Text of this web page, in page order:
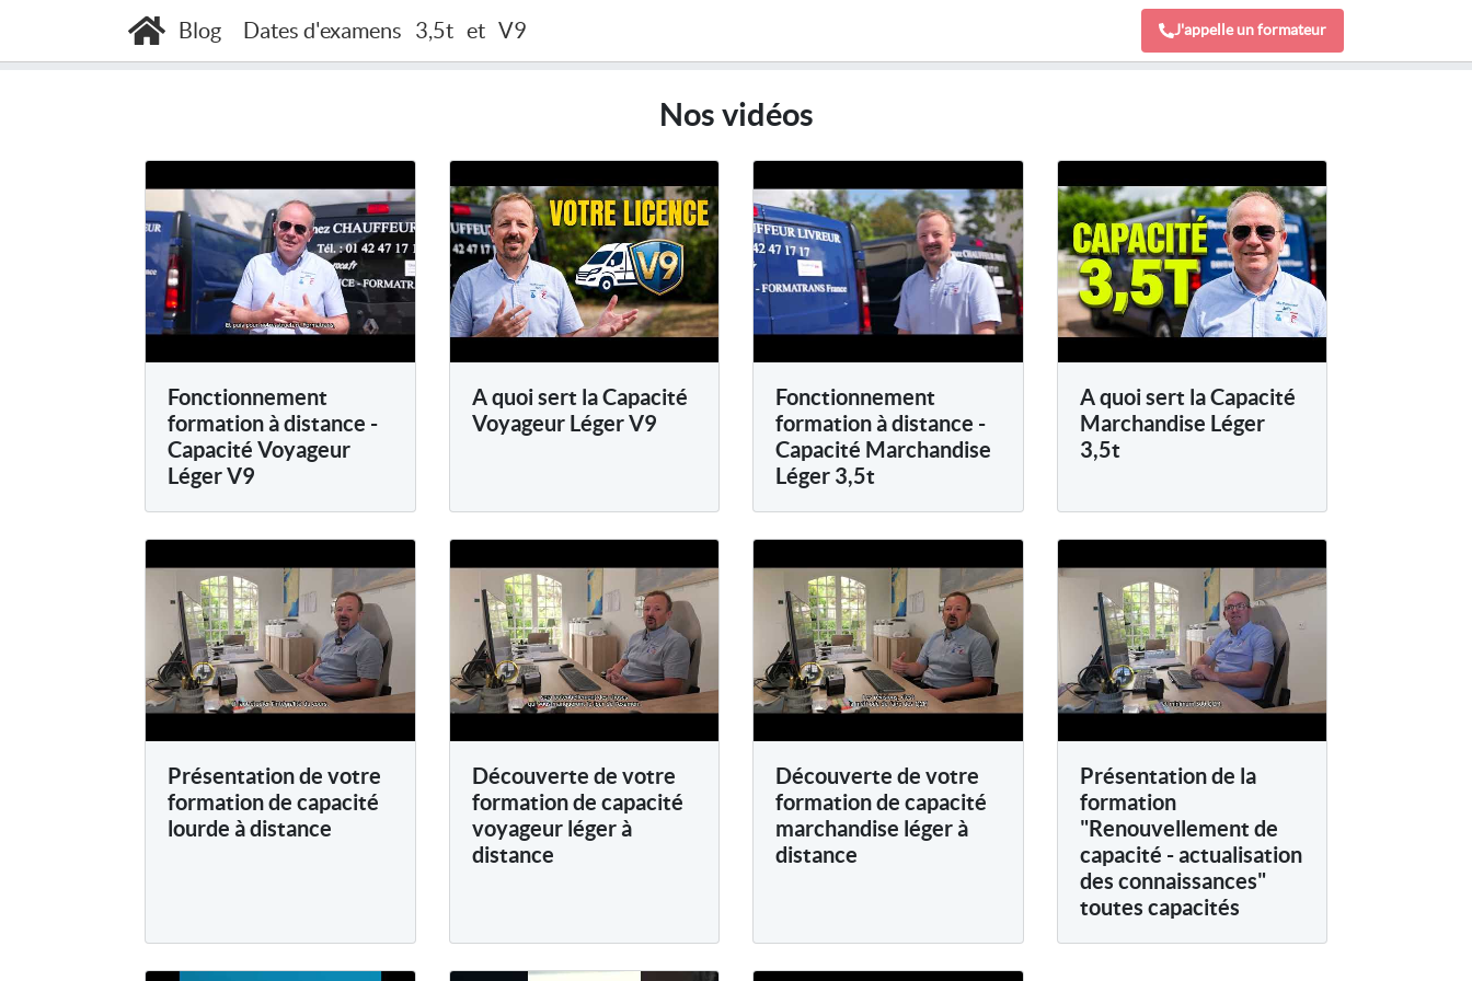
Blog Dates d'examens 3,5t et V9 J'appelle un formateur
Accueil Vidéos
Nos vidéos
Fonctionnement
formation à distance -
Capacité Voyageur
Léger V9
A quoi sert la Capacité
Voyageur Léger V9
Fonctionnement
formation à distance -
Capacité Marchandise
Léger 3,5t
A quoi sert la Capacité
Marchandise Léger
3,5t
Présentation de votre
formation de capacité
lourde à distance
Découverte de votre
formation de capacité
voyageur léger à
distance
Découverte de votre
formation de capacité
marchandise léger à
distance
Présentation de la
formation
"Renouvellement de
capacité - actualisation
des connaissances"
toutes capacités